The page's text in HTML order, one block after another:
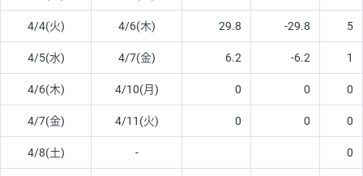
4/4(火) 4/6(木) 29.8 -29.8 5
4/5(水) 4/7(金) 6.2 -6.2 1
4/6(木) 4/10(月) 0 0 0
4/7(金) 4/11(火) 0 0 0
4/8(土) - 0